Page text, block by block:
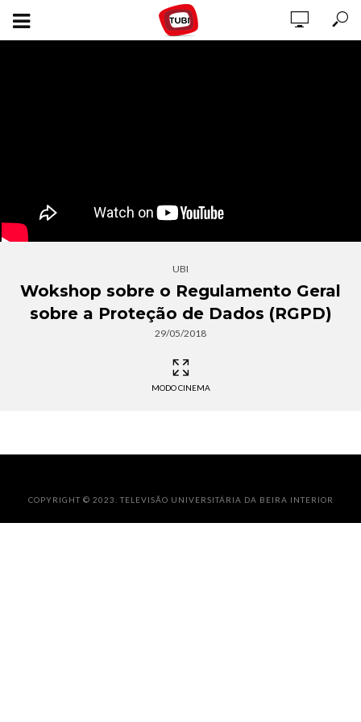
UBI
Wokshop sobre o Regulamento Geral
sobre a Proteção de Dados (RGPD)
29/05/2018
MODO CINEMA
COPYRIGHT © 2023. TELEVISÃO UNIVERSITÁRIA DA BEIRA INTERIOR